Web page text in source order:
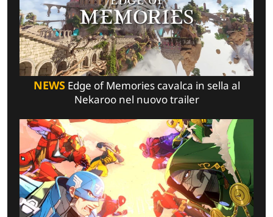
NEWSEdge of Memories cavalca in sella al
Nekaroo nel nuovo trailer